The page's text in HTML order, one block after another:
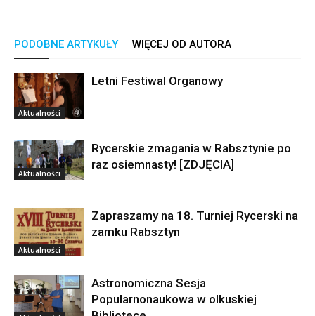
PODOBNE ARTYKUŁY WIĘCEJ OD AUTORA
Aktualności
Letni Festiwal Organowy
Aktualności
Rycerskie zmagania w Rabsztynie po
raz osiemnasty! [ZDJĘCIA]
Aktualności
Zapraszamy na 18. Turniej Rycerski na
zamku Rabsztyn
Astronomiczna Sesja
Popularnonaukowa w olkuskiej